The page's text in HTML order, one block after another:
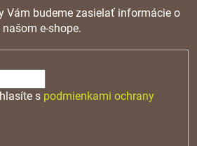
Vám budeme zasielať informácie o
e-shope.
s podmienkami ochrany